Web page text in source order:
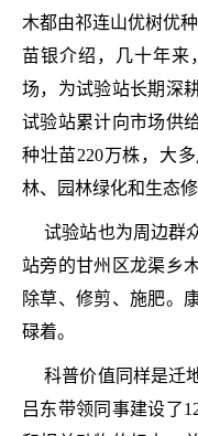
木都由祁连山优树优
苗银介绍，几十年来
场，为试验站长期深
试验站累计向市场供
种壮苗220万株，大
林、园林绿化和生态修
试验站也为周边群
站旁的甘州区龙渠乡
除草、修剪、施肥。
碌着。
科普价值同样是迁
吕东带领同事建设了